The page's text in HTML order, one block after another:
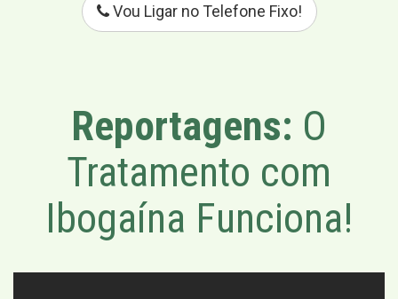
Vou Ligar no Telefone Fixo!
Reportagens: O
Tratamento com
Ibogaína Funciona!